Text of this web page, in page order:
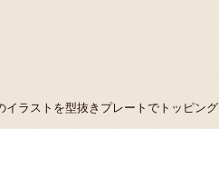
ラストを型抜きプレートでトッピング